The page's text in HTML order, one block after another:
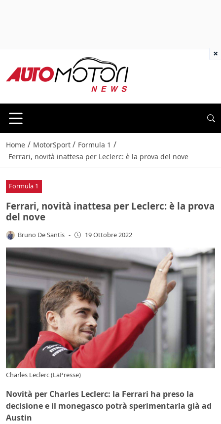
Home / MotorSport / Formula 1 /
Ferrari, novità inattesa per Leclerc: è la prova del nove
Formula 1
Ferrari, novità inattesa per Leclerc: è la prova
del nove
Bruno De Santis - 19 Ottobre 2022
Charles Leclerc (LaPresse)
Novità per Charles Leclerc: la Ferrari ha preso la
decisione e il monegasco potrà sperimentarla già ad
Austin
×